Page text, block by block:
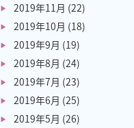
2019年11月 (22)
2019年10月 (18)
2019年9月 (19)
2019年8月 (24)
2019年7月 (23)
2019年6月 (25)
2019年5月 (26)